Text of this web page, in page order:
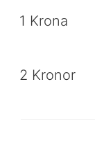
1 Krona
2 Kronor